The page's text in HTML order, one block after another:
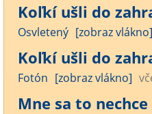
Koľkí ušli do
Osvletený [zobraz vlákno]
Koľkí ušli do
Fotón [zobraz vlákno]
Mne sa to